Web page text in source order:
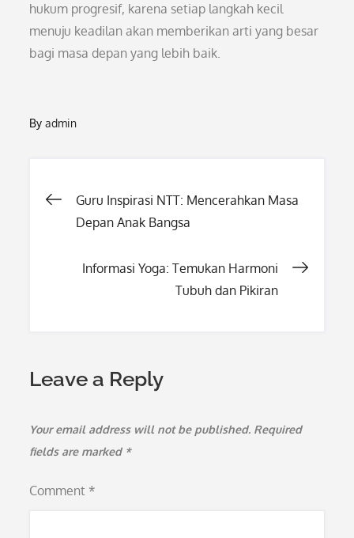
hukum progresif, karena setiap langkah kecil
menuju keadilan akan memberikan arti yang besar
bagi masa depan yang lebih baik.
Byadmin
Post
Guru Inspirasi NTT: Mencerahkan Masa
Depan Anak Bangsa
Informasi Yoga: Temukan Harmoni
Tubuh dan Pikiran
Leave a Reply
Your email address will not be published. Required
fields are marked *
Comment *